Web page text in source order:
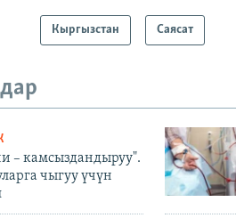
Кыргызстан Саясат
– камсыздандыруу".
чыгуу үчүн